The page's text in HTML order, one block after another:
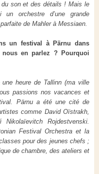
son et des détails ! Mais le
orchestre d’une grande
de Mahler à Messiaen.
un festival à Pärnu dans
nous en parlez ? Pourquoi
heure de Tallinn (ma ville
passions nos vacances et
Pärnu a été une cité de
comme David Oïstrakh,
Nikolaïevitch Rojdestvenski.
Festival Orchestra et la
pour des jeunes chefs ;
de chambre, des ateliers et